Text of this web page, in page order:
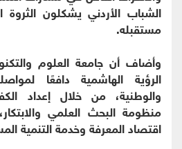
الشباب الأردني يشكلون الثروة
مستقبله.
وأضاف أن جامعة العلوم
الرؤية الهاشمية دافعًا
والوطنية، من خلال إعداد
منظومة البحث العلمي
اقتصاد المعرفة وخدمة التنمية